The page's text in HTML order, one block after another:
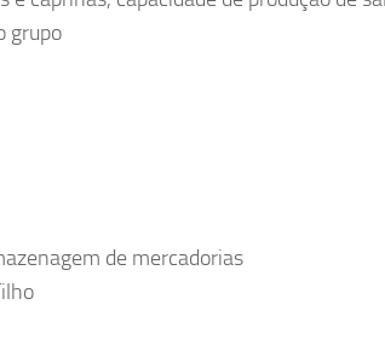
grupo
de mercadorias